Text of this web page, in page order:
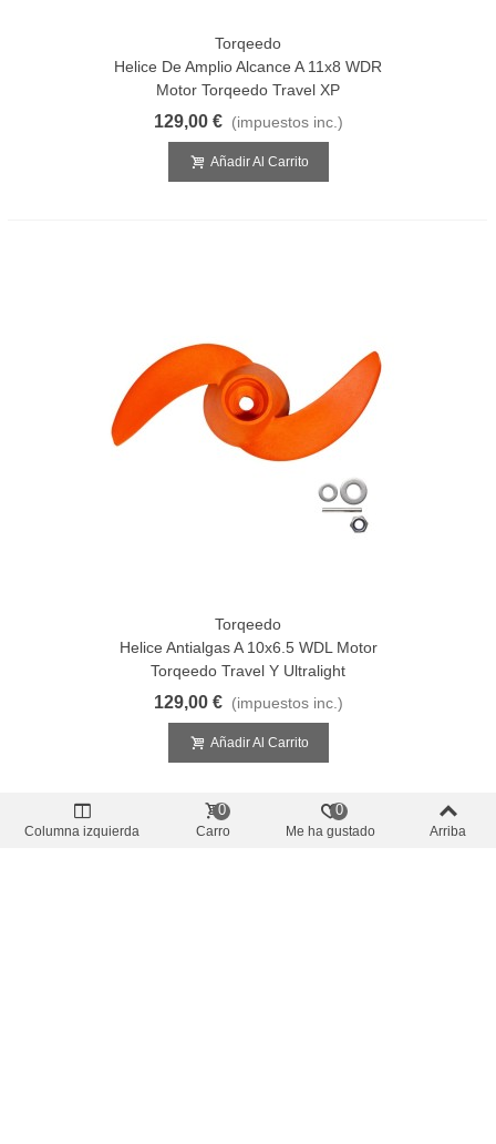
Torqeedo
Helice De Amplio Alcance A 11x8 WDR
Motor Torqeedo Travel XP
129,00 € (impuestos inc.)
Añadir Al Carrito
Torqeedo
Helice Antialgas A 10x6.5 WDL Motor
Torqeedo Travel Y Ultralight
129,00 € (impuestos inc.)
Añadir Al Carrito
Columna izquierda Carro
0
Me ha gustado
0
Arriba